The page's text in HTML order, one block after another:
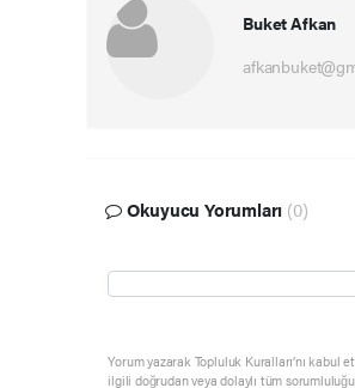
Buket Afkan
Okuyucu Yorumları (0)
Yorum yazarak Topluluk Kuralları’nı kabul
ilgili doğrudan veya dolaylı tüm